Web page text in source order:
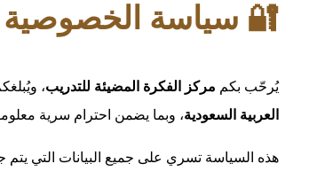
🔐 سياسة الخصوصية
يُرحّب بكم مركز الفكرة المضيئة للتدريب،
العربية السعودية، وبما يضمن احترام سرية
هذه السياسة تسري على جميع البيانات التي يتم